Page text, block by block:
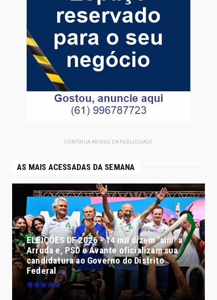
- CONTINUA ABAIXO DA PUBLICIDADE -
AS MAIS ACESSADAS DA SEMANA
ELEIÇÕES DF 2026 - 14 mil dizem "sim" a
Arruda e, PSD e Avante oficializam sua
candidatura ao Governo do Distrito
Federal